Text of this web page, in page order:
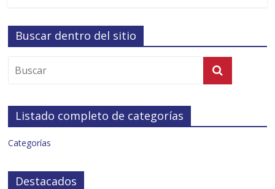
Buscar dentro del sitio
Listado completo de categorías
Categorías
Destacados